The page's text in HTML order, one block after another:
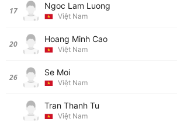
17 Ngoc Lam Luong
Việt Nam
20 Hoang Minh Cao
Việt Nam
26 Se Moi
Việt Nam
Tran Thanh Tu
Việt Nam